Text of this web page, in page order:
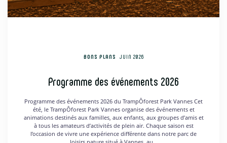
BONS PLANS JUIN 2026
Programme des événements 2026
Programme des événements 2026 du TrampÔforest Park Vannes Cet
été, le TrampÔforest Park Vannes organise des événements et
animations destinés aux familles, aux enfants, aux groupes d’amis et
à tous les amateurs d’activités de plein air. Chaque saison est
l’occasion de vivre une expérience différente dans notre parc de
loisirs nature situé à Vannes, au…